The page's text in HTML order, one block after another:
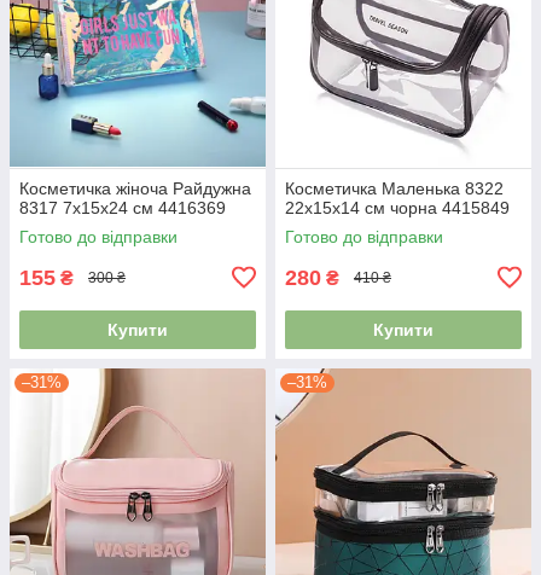
Косметичка жіноча Райдужна
8317 7х15х24 см 4416369
Готово до відправки
155 ₴ 300 ₴
Купити
Косметичка Маленька 8322
22х15х14 см чорна 4415849
Готово до відправки
280 ₴ 410 ₴
Купити
–31% –31%